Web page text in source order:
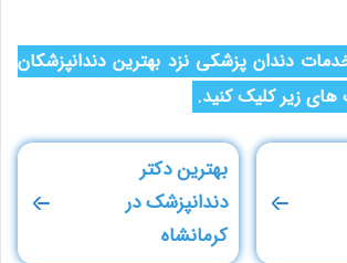
دندان پزشکی نزد بهترین دندانپزشکان
های زیر کلیک کنید.
بهترین دکتر
دندانپزشک در
کرمانشاه